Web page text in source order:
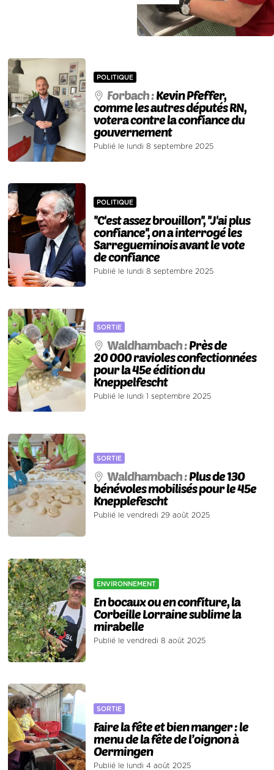
POLITIQUE
Forbach :Kevin Pfeffer,
comme les autres députés RN,
votera contre la confiance du
gouvernement
Publié le lundi 8 septembre 2025
POLITIQUE
''C'est assez brouillon'', ''J'ai plus
confiance'', on a interrogé les
Sarregueminois avant le vote
de confiance
Publié le lundi 8 septembre 2025
SORTIE
Waldhambach :Près de
20 000 ravioles confectionnées
pour la 45e édition du
Kneppelfescht
Publié le lundi 1 septembre 2025
SORTIE
Waldhambach :Plus de 130
bénévoles mobilisés pour le 45e
Knepplefescht
Publié le vendredi 29 août 2025
ENVIRONNEMENT
En bocaux ou en confiture, la
Corbeille Lorraine sublime la
mirabelle
Publié le vendredi 8 août 2025
SORTIE
Faire la fête et bien manger : le
menu de la fête de l’oignon à
Oermingen
Publié le lundi 4 août 2025